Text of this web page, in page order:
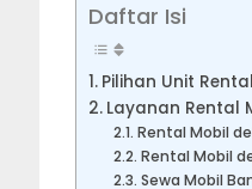
Daftar Isi
Pilihan Unit
Layanan Rental
Rental Mobil
Rental Mobil
Sewa Mobil